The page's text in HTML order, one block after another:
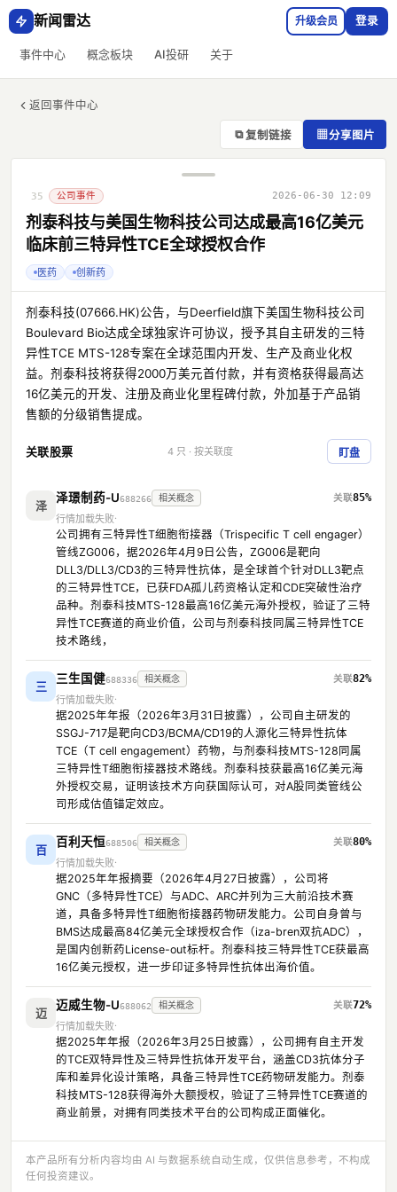
新闻雷达
事件中心 概念板块 AI投研 关于
升级会员 登录
返回事件中心
⧉ 复制链接 ▦分享图片
35 公司事件 2026-06-30 12:09
剂泰科技与美国生物科技公司达成最高16亿美元
临床前三特异性TCE全球授权合作
医药 创新药
剂泰科技(07666.HK)公告，与Deerfield旗下美国生物科技公司
Boulevard Bio达成全球独家许可协议，授予其自主研发的三特
异性TCE MTS-128专案在全球范围内开发、生产及商业化权
益。剂泰科技将获得2000万美元首付款，并有资格获得最高达
16亿美元的开发、注册及商业化里程碑付款，外加基于产品销
售额的分级销售提成。
关联股票 4 只 · 按关联度 盯盘
泽
泽璟制药-U688266 相关概念
85%
行情加载失败
公司拥有三特异性T细胞衔接器（Trispecific T cell engager）
管线ZG006，据2026年4月9日公告，ZG006是靶向
DLL3/DLL3/CD3的三特异性抗体，是全球首个针对DLL3靶点
的三特异性TCE，已获FDA孤儿药资格认定和CDE突破性治疗
品种。剂泰科技MTS-128最高16亿美元海外授权，验证了三特
异性TCE赛道的商业价值，公司与剂泰科技同属三特异性TCE
技术路线，
三
三生国健688336 相关概念
82%
行情加载失败
据2025年年报（2026年3月31日披露），公司自主研发的
SSGJ-717是靶向CD3/BCMA/CD19的人源化三特异性抗体
TCE（T cell engagement）药物，与剂泰科技MTS-128同属
三特异性T细胞衔接器技术路线。剂泰科技获最高16亿美元海
外授权交易，证明该技术方向获国际认可，对A股同类管线公
司形成估值锚定效应。
百
百利天恒688506 相关概念
80%
行情加载失败
据2025年年报摘要（2026年4月27日披露），公司将
GNC（多特异性TCE）与ADC、ARC并列为三大前沿技术赛
道，具备多特异性T细胞衔接器药物研发能力。公司自身曾与
BMS达成最高84亿美元全球授权合作（iza-bren双抗ADC），
是国内创新药License-out标杆。剂泰科技三特异性TCE获最高
16亿美元授权，进一步印证多特异性抗体出海价值。
迈
迈威生物-U688062 相关概念
72%
行情加载失败
据2025年年报（2026年3月25日披露），公司拥有自主开发
的TCE双特异性及三特异性抗体开发平台，涵盖CD3抗体分子
库和差异化设计策略，具备三特异性TCE药物研发能力。剂泰
科技MTS-128获得海外大额授权，验证了三特异性TCE赛道的
商业前景，对拥有同类技术平台的公司构成正面催化。
本产品所有分析内容均由 AI 与数据系统自动生成，仅供信息参考，不构成
任何投资建议。